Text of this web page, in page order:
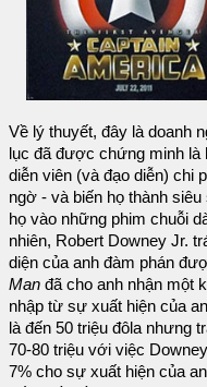
Về lý thuyết, đây là doanh
lục đã được chứng minh
diễn viên (và đạo diễn) chi
ngờ - và biến họ thành
họ vào những phim chuỗi
nhiên, Robert Downey Jr.
diện của anh đàm phán
Man đã cho anh nhận một
nhập từ sự xuất hiện của
là đến 50 triệu đôla nhưng
70-80 triệu với việc
7% cho sự xuất hiện của